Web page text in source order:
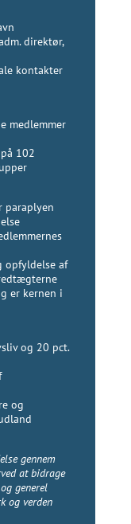
direktør,
kontakter
medlemmer
102
paraplyen
opfyldelse af
er kernen i
og 20 pct.
og
gennem
at bidrage
generel
og verden